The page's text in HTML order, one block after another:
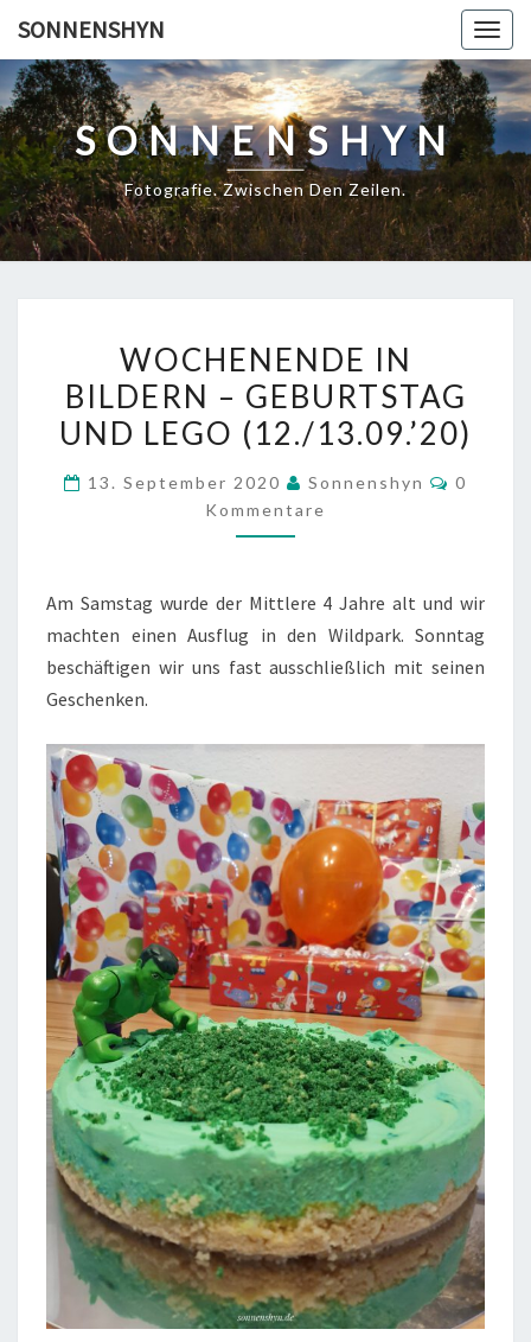
content
SONNENSHYN
SONNENSHYN
Fotografie. Zwischen Den Zeilen.
IN
BILDERN
–
UND
WOCHENENDE IN
BILDERN – GEBURTSTAG
UND LEGO (12./13.09.’20)
13. September 2020 Sonnenshyn
0
Kommentare
Am Samstag wurde der Mittlere 4 Jahre alt und wir
machten einen Ausflug in den Wildpark. Sonntag
beschäftigen wir uns fast ausschließlich mit seinen
Geschenken.